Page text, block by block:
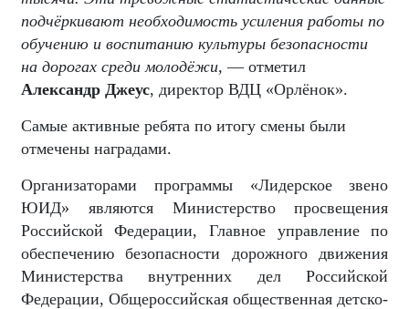
подчёркивают необходимость усиления работы по
обучению и воспитанию культуры безопасности
на дорогах среди молодёжи, — отметил
Александр Джеус, директор ВДЦ «Орлёнок».
Самые активные ребята по итогу смены были
отмечены наградами.
Организаторами программы «Лидерское звено
ЮИД» являются Министерство просвещения
Российской Федерации, Главное управление по
обеспечению безопасности дорожного движения
Министерства внутренних дел Российской
Федерации, Общероссийская общественная детско-